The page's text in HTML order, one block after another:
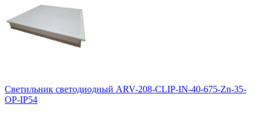
Светильник светодиодный ARV-208-CLIP-IN-40-675-Zn-35-
OP-IP54